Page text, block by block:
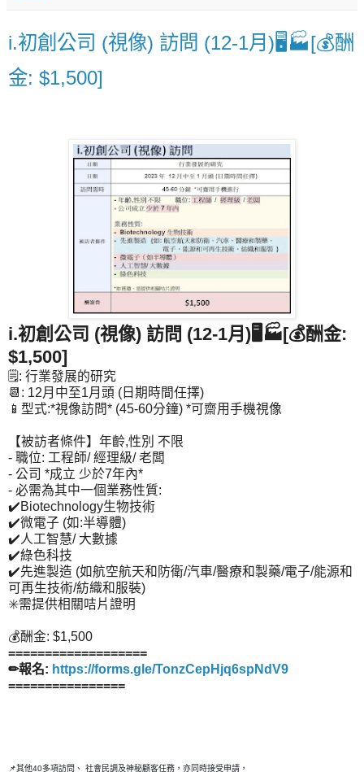
i.初創公司 (視像) 訪問 (12-1月)🖥️🏭[💰酬
金: $1,500]
i.初創公司 (視像) 訪問 (12-1月)🖥️🏭[💰酬金:
$1,500]
🗒️: 行業發展的研究
📆: 12月中至1月頭 (日期時間任擇)
📱型式:*視像訪問* (45-60分鐘) *可齋用手機視像
【被訪者條件】年齡,性別 不限
- 職位: 工程師/ 經理級/ 老闆
- 公司 *成立 少於7年內*
- 必需為其中一個業務性質:
✔️Biotechnology生物技術
✔️微電子 (如:半導體)
✔️人工智慧/ 大數據
✔️綠色科技
✔️先進製造 (如航空航天和防衛/汽車/醫療和製藥/電子/能源和
可再生技術/紡織和服裝)
✳️需提供相關咭片證明
💰酬金: $1,500
===================
✏報名: https://forms.gle/TonzCepHjq6spNdV9
================
📌其他40多項訪問、 社會民調及神秘顧客任務，亦同時接受申請，